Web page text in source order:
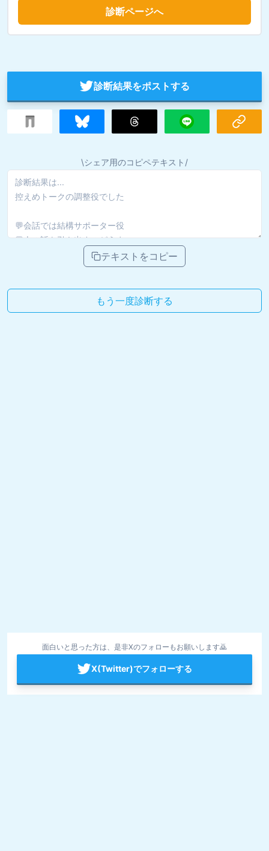
診断ページへ
診断結果をポストする
\シェア用のコピペテキスト/
テキストをコピー
もう一度診断する
面白いと思った方は、是非Xのフォローもお願いします🙇
X(Twitter)でフォローする